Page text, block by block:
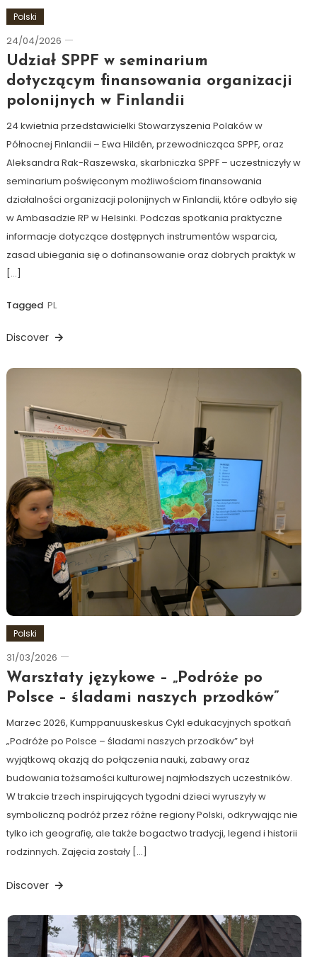
Polski
24/04/2026
Ewa
Hildén
Udział SPPF w seminarium
dotyczącym finansowania organizacji
polonijnych w Finlandii
24 kwietnia przedstawicielki Stowarzyszenia Polaków w
Północnej Finlandii – Ewa Hildén, przewodnicząca SPPF, oraz
Aleksandra Rak-Raszewska, skarbniczka SPPF – uczestniczyły w
seminarium poświęconym możliwościom finansowania
działalności organizacji polonijnych w Finlandii, które odbyło się
w Ambasadzie RP w Helsinki. Podczas spotkania praktyczne
informacje dotyczące dostępnych instrumentów wsparcia,
zasad ubiegania się o dofinansowanie oraz dobrych praktyk w
[…]
Tagged PL
Discover
Polski
31/03/2026
Ewa
Hildén
Warsztaty językowe – „Podróże po
Polsce – śladami naszych przodków”
Marzec 2026, Kumppanuuskeskus Cykl edukacyjnych spotkań
„Podróże po Polsce – śladami naszych przodków” był
wyjątkową okazją do połączenia nauki, zabawy oraz
budowania tożsamości kulturowej najmłodszych uczestników.
W trakcie trzech inspirujących tygodni dzieci wyruszyły w
symboliczną podróż przez różne regiony Polski, odkrywając nie
tylko ich geografię, ale także bogactwo tradycji, legend i historii
rodzinnych. Zajęcia zostały […]
Discover